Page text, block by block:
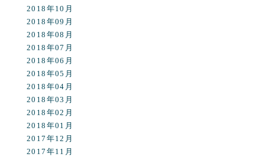
2018年10月
2018年09月
2018年08月
2018年07月
2018年06月
2018年05月
2018年04月
2018年03月
2018年02月
2018年01月
2017年12月
2017年11月